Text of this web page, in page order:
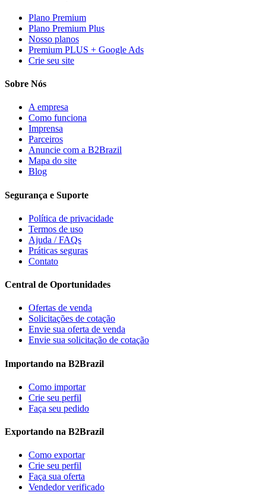
Plano Premium
Plano Premium Plus
Nosso planos
Premium PLUS + Google Ads
Crie seu site
Sobre Nós
A empresa
Como funciona
Imprensa
Parceiros
Anuncie com a B2Brazil
Mapa do site
Blog
Segurança e Suporte
Política de privacidade
Termos de uso
Ajuda / FAQs
Práticas seguras
Contato
Central de Oportunidades
Ofertas de venda
Solicitações de cotação
Envie sua oferta de venda
Envie sua solicitação de cotação
Importando na B2Brazil
Como importar
Crie seu perfil
Faça seu pedido
Exportando na B2Brazil
Como exportar
Crie seu perfil
Faça sua oferta
Vendedor verificado